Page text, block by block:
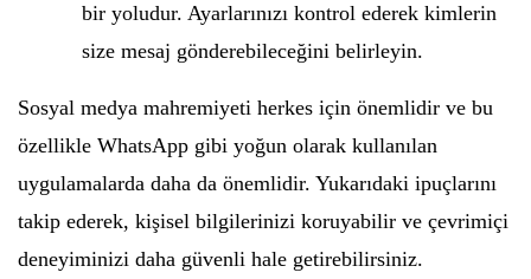
bir yoludur. Ayarlarınızı kontrol ederek kimlerin
size mesaj gönderebileceğini belirleyin.
Sosyal medya mahremiyeti herkes için önemlidir ve bu
özellikle WhatsApp gibi yoğun olarak kullanılan
uygulamalarda daha da önemlidir. Yukarıdaki ipuçlarını
takip ederek, kişisel bilgilerinizi koruyabilir ve çevrimiçi
deneyiminizi daha güvenli hale getirebilirsiniz.